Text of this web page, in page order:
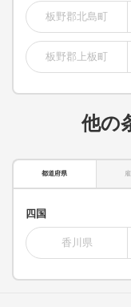
板野郡北島町
板野郡上板町
他の
都道府県
四国
香川県